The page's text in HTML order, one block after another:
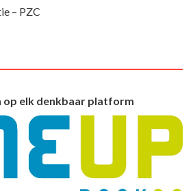
– PZC
op elk denkbaar platform